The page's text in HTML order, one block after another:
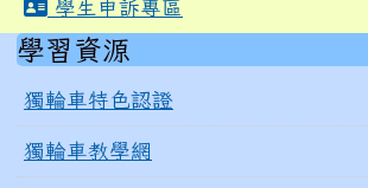
學生申訴專區
右邊區域內容
學習資源
獨輪車特色認證
獨輪車教學網